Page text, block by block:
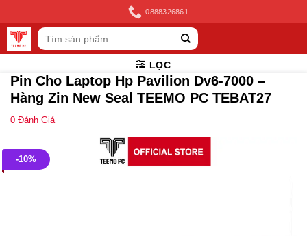
to
content
0888326861
Tìm
kiếm:
LỌC
Pin Cho Laptop Hp Pavilion Dv6-7000 –
Hàng Zin New Seal TEEMO PC TEBAT27
0 Đánh Giá
-10%